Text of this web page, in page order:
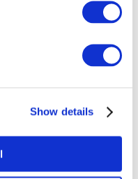
Show details
Концерты